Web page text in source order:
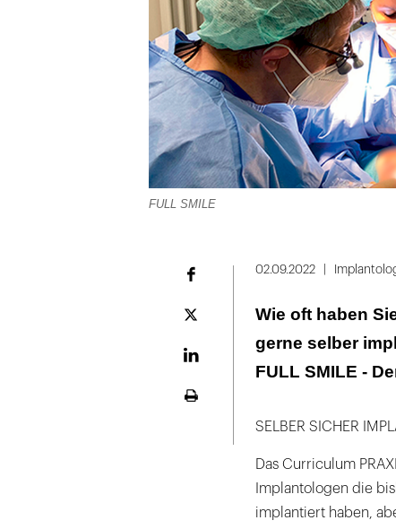
FULL SMILE
Plattform
02.09.2022
Wie oft haben
gerne selber
FULL SMILE -
SELBER SICHER
Das Curriculum
Implantologen die
implantiert haben,